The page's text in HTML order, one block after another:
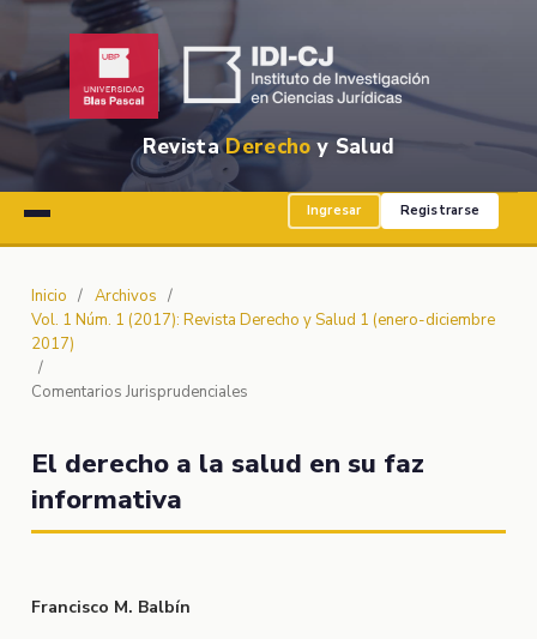
RevistaDerecho y Salud
Ingresar Registrarse
Inicio / Archivos /
Vol. 1 Núm. 1 (2017): Revista Derecho y Salud 1 (enero-diciembre
2017)
/
Comentarios Jurisprudenciales
El derecho a la salud en su faz
informativa
Francisco M. Balbín